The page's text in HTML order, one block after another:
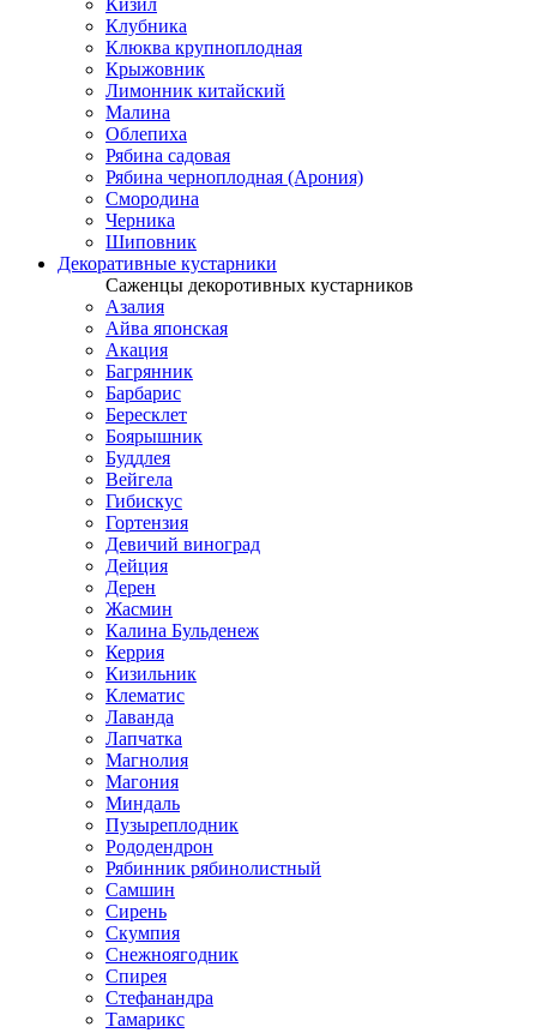
Кизил
Клубника
Клюква крупноплодная
Крыжовник
Лимонник китайский
Малина
Облепиха
Рябина садовая
Рябина черноплодная (Арония)
Смородина
Черника
Шиповник
Декоративные кустарники
Саженцы декоротивных кустарников
Азалия
Айва японская
Акация
Багрянник
Барбарис
Бересклет
Боярышник
Буддлея
Вейгела
Гибискус
Гортензия
Девичий виноград
Дейция
Дерен
Жасмин
Калина Бульденеж
Керрия
Кизильник
Клематис
Лаванда
Лапчатка
Магнолия
Магония
Миндаль
Пузыреплодник
Рододендрон
Рябинник рябинолистный
Самшин
Сирень
Скумпия
Снежноягодник
Спирея
Стефанандра
Тамарикс